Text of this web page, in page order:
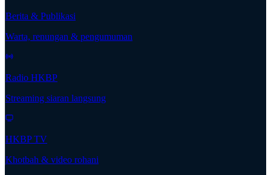
Berita & Publikasi
Warta, renungan & pengumuman
Radio HKBP
Streaming siaran langsung
HKBP TV
Khotbah & video rohani